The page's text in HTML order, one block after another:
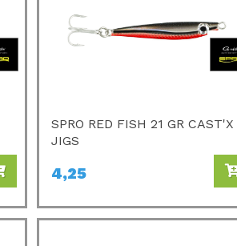
SPRO RED FISH 21 GR CAST'X
JIGS
4,25